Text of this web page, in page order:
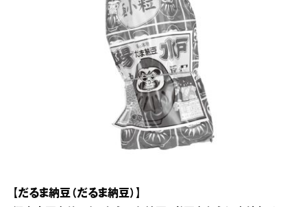
【だるま納豆（だるま納豆）】